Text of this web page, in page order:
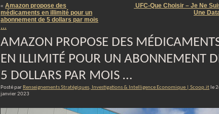
« Amazon propose des
médicaments en illimité pour un
abonnement de 5 dollars par mois
…
UFC-Que Choisir – Je Ne
Une
AMAZON PROPOSE DES
EN ILLIMITÉ POUR UN ABONNEMENT
5 DOLLARS PAR MOIS …
Posté par Renseignements Stratégiques, Investigations & Intelligence Economique | Scoop.it le
janvier 2023